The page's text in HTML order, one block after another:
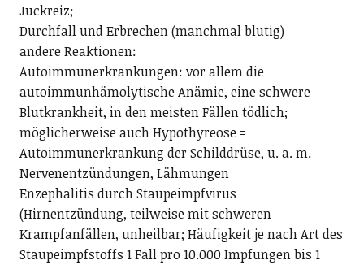
Juckreiz;
Durchfall und Erbrechen (manchmal blutig)
andere Reaktionen:
Autoimmunerkrankungen: vor allem die
autoimmunhämolytische Anämie, eine schwere
Blutkrankheit, in den meisten Fällen tödlich;
möglicherweise auch Hypothyreose =
Autoimmunerkrankung der Schilddrüse, u. a. m.
Nervenentzündungen, Lähmungen
Enzephalitis durch Staupeimpfvirus
(Hirnentzündung, teilweise mit schweren
Krampfanfällen, unheilbar; Häufigkeit je nach Art des
Staupeimpfstoffs 1 Fall pro 10.000 Impfungen bis 1